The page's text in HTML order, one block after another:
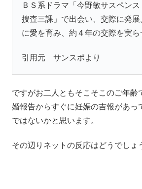
ＢＳ系ドラマ「今野敏サスペン
捜査三課」で出会い、交際に発展
に愛を育み、約４年の交際を実ら
引用元 サンスポより
ですがお二人ともそこそこのご年齢
婚報告からすぐに妊娠の吉報があっ
ではないかと思います。
その辺りネットの反応はどうでしょ